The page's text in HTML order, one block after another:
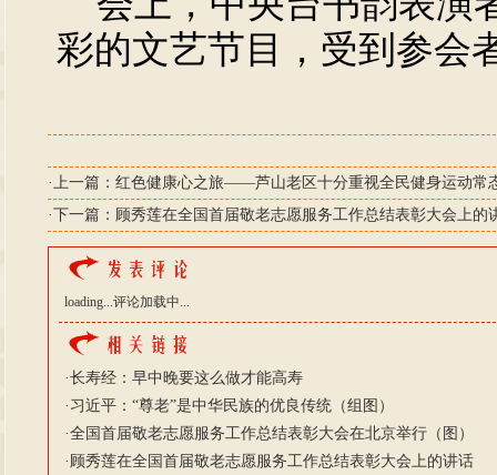
彩的文艺节目，受到参会
·上一篇： 红色健康心之旅——芦山老区十分重视全民健身运动常
·下一篇： 顾秀莲在全国首届敬老志愿服务工作总结表彰大会上的
loading...评论加载中...
·长寿经：早中晚要这么做才能高寿
· 习近平：“尊老”是中华民族的优良传统（组图）
·全国首届敬老志愿服务工作总结表彰大会在北京举行（图）
· 顾秀莲在全国首届敬老志愿服务工作总结表彰大会上的讲话